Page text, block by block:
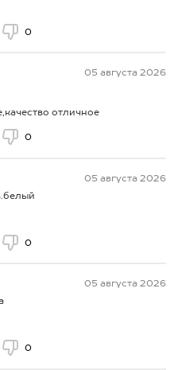
0
05 августа 2026
отличное
0
05 августа 2026
0
05 августа 2026
0